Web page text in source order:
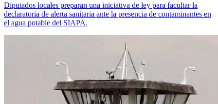
Diputados locales preparan una iniciativa de ley para facultar la
declaratoria de alerta sanitaria ante la presencia de contaminantes en
el agua potable del SIAPA.